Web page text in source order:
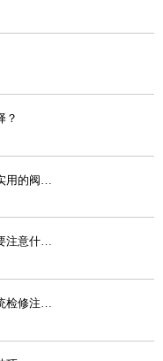
？
【贵阳供水系统维修】小区供水系统检修需要注意什么？